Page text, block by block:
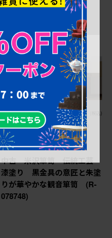
10%OFF ¥378,400 (税込)
¥340,560 (税込)
商品番号 R-078748
中古 米沢箪笥 伝統工芸
漆塗り 黒金具の意匠と朱塗
りが華やかな観音箪笥 (R-
078748)